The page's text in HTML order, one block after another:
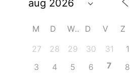
M D W D V Z
27
28 29 30 31 1
3
4 5 6 7 8